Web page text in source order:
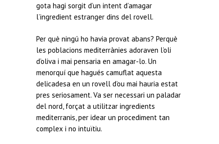
gota hagi sorgit d’un intent d’amagar
l’ingredient estranger dins del rovell.
Per què ningú ho havia provat abans? Perquè
les poblacions mediterrànies adoraven l’oli
d’oliva i mai pensaria en amagar-lo. Un
menorquí que hagués camuflat aquesta
delicadesa en un rovell d’ou mai hauria estat
pres seriosament. Va ser necessari un paladar
del nord, forçat a utilitzar ingredients
mediterranis, per idear un procediment tan
complex i no intuïtiu.